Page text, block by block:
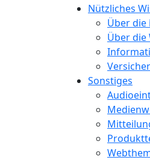
Nützliches
Über die
Über die
Sonstiges